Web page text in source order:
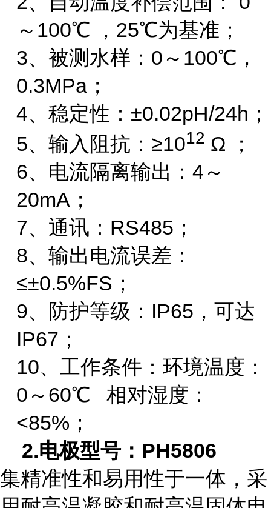
～100℃ ，25℃为基准；
3、被测水样： 0～100℃，
0.3MPa；
4、稳定性： ±0.02pH/24h；
5、输入阻抗：≥1012 Ω ；
6、 电流隔离输出：4～
20mA；
7、通讯：RS485；
8、输出电流误差：
≤±0.5%FS；
9、
防护等级： IP65，可达
IP67；
10、工作条件：环境温度：
0～60℃ 相对湿度：
<85%；
2.电极型号：PH5806
集精准性和易用性于一体，采